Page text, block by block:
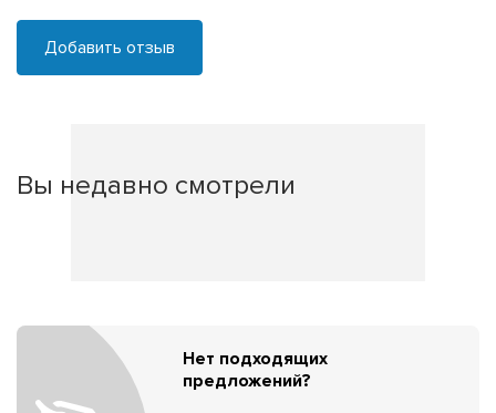
Добавить отзыв
Вы недавно смотрели
Нет подходящих
предложений?